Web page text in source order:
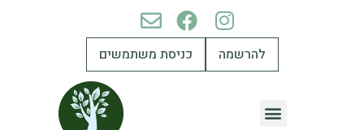
להרשמה כניסת משתמשים